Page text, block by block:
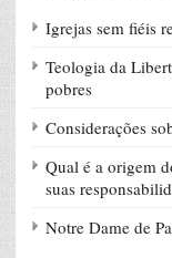
Igrejas sem fiéis
Teologia da
pobres
Considerações
Qual é a origem
suas
Notre Dame de